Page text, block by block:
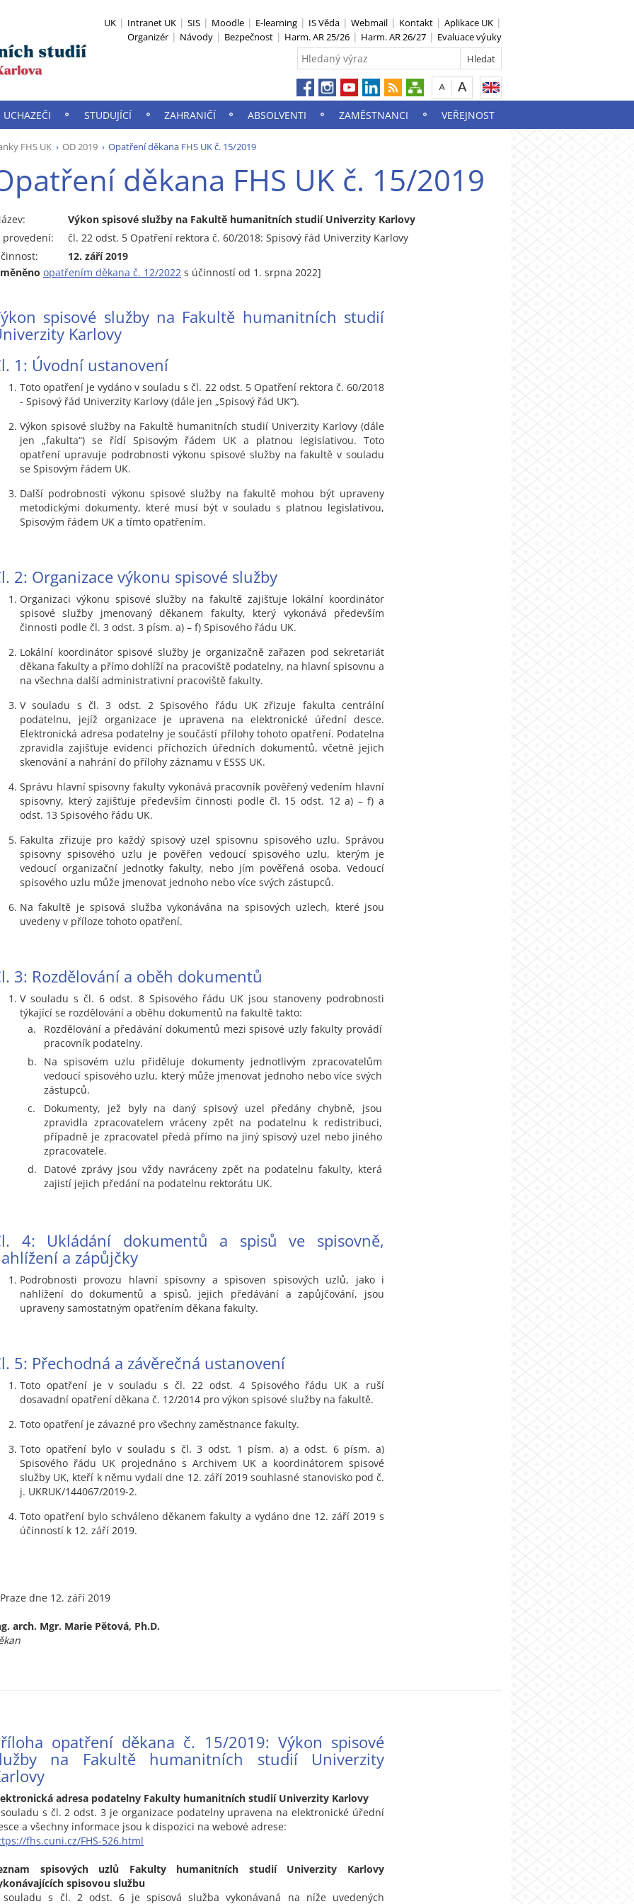
UK Intranet UK SIS Moodle E-learning IS Věda Webmail Kontakt
Aplikace UK
Organizér
Návody Bezpečnost Harm. AR 25/26 Harm. AR 26/27 Evaluace výuky
UCHAZEČI STUDUJÍCÍ ZAHRANIČÍ ABSOLVENTI ZAMĚSTNANCI VEŘEJNOST
FHS UK OD 2019 Opatření děkana FHS UK č. 15/2019
děkana FHS UK č. 15/2019
Výkon spisové služby na Fakultě humanitních studií Univerzity Karlovy
provedení:
čl. 22 odst. 5 Opatření rektora č. 60/2018: Spisový řád Univerzity Karlovy
12. září 2019
opatřením děkana č. 12/2022 s účinností od 1. srpna 2022]
spisové služby na Fakultě humanitních studií
Karlovy
1: Úvodní ustanovení
Toto opatření je vydáno v souladu s čl. 22 odst. 5 Opatření rektora č. 60/2018
- Spisový řád Univerzity Karlovy (dále jen „Spisový řád UK“).
Výkon spisové služby na Fakultě humanitních studií Univerzity Karlovy (dále
jen „fakulta“) se řídí Spisovým řádem UK a platnou legislativou. Toto
opatření upravuje podrobnosti výkonu spisové služby na fakultě v souladu
se Spisovým řádem UK.
Další podrobnosti výkonu spisové služby na fakultě mohou být upraveny
metodickými dokumenty, které musí být v souladu s platnou legislativou,
Spisovým řádem UK a tímto opatřením.
2: Organizace výkonu spisové služby
Organizaci výkonu spisové služby na fakultě zajišťuje lokální koordinátor
spisové služby jmenovaný děkanem fakulty, který vykonává především
činnosti podle čl. 3 odst. 3 písm. a) – f) Spisového řádu UK.
Lokální koordinátor spisové služby je organizačně zařazen pod sekretariát
děkana fakulty a přímo dohlíží na pracoviště podatelny, na hlavní spisovnu a
na všechna další administrativní pracoviště fakulty.
V souladu s čl. 3 odst. 2 Spisového řádu UK zřizuje fakulta centrální
podatelnu, jejíž organizace je upravena na elektronické úřední desce.
Elektronická adresa podatelny je součástí přílohy tohoto opatření. Podatelna
zpravidla zajišťuje evidenci příchozích úředních dokumentů, včetně jejich
skenování a nahrání do přílohy záznamu v ESSS UK.
Správu hlavní spisovny fakulty vykonává pracovník pověřený vedením hlavní
spisovny, který zajišťuje především činnosti podle čl. 15 odst. 12 a) – f) a
odst. 13 Spisového řádu UK.
Fakulta zřizuje pro každý spisový uzel spisovnu spisového uzlu. Správou
spisovny spisového uzlu je pověřen vedoucí spisového uzlu, kterým je
vedoucí organizační jednotky fakulty, nebo jím pověřená osoba. Vedoucí
spisového uzlu může jmenovat jednoho nebo více svých zástupců.
Na fakultě je spisová služba vykonávána na spisových uzlech, které jsou
uvedeny v příloze tohoto opatření.
3: Rozdělování a oběh dokumentů
V souladu s čl. 6 odst. 8 Spisového řádu UK jsou stanoveny podrobnosti
týkající se rozdělování a oběhu dokumentů na fakultě takto:
a.
Rozdělování a předávání dokumentů mezi spisové uzly fakulty provádí
pracovník podatelny.
b.
Na spisovém uzlu přiděluje dokumenty jednotlivým zpracovatelům
vedoucí spisového uzlu, který může jmenovat jednoho nebo více svých
zástupců.
c.
Dokumenty, jež byly na daný spisový uzel předány chybně, jsou
zpravidla zpracovatelem vráceny zpět na podatelnu k redistribuci,
případně je zpracovatel předá přímo na jiný spisový uzel nebo jiného
zpracovatele.
d.
Datové zprávy jsou vždy navráceny zpět na podatelnu fakulty, která
zajistí jejich předání na podatelnu rektorátu UK.
4: Ukládání dokumentů a spisů ve spisovně,
a zápůjčky
Podrobnosti provozu hlavní spisovny a spisoven spisových uzlů, jako i
nahlížení do dokumentů a spisů, jejich předávání a zapůjčování, jsou
upraveny samostatným opatřením děkana fakulty.
5: Přechodná a závěrečná ustanovení
Toto opatření je v souladu s čl. 22 odst. 4 Spisového řádu UK a ruší
dosavadní opatření děkana č. 12/2014 pro výkon spisové služby na fakultě.
Toto opatření je závazné pro všechny zaměstnance fakulty.
Toto opatření bylo v souladu s čl. 3 odst. 1 písm. a) a odst. 6 písm. a)
Spisového řádu UK projednáno s Archivem UK a koordinátorem spisové
služby UK, kteří k němu vydali dne 12. září 2019 souhlasné stanovisko pod č.
j. UKRUK/144067/2019-2.
Toto opatření bylo schváleno děkanem fakulty a vydáno dne 12. září 2019 s
účinností k 12. září 2019.
dne 12. září 2019
arch. Mgr. Marie Pětová, Ph.D.
opatření děkana č. 15/2019: Výkon spisové
na Fakultě humanitních studií Univerzity
adresa podatelny Fakulty humanitních studií Univerzity Karlovy
s čl. 2 odst. 3 je organizace podatelny upravena na elektronické úřední
a všechny informace jsou k dispozici na webové adrese:
fhs.cuni.cz/FHS-526.html
spisových uzlů Fakulty humanitních studií Univerzity Karlovy
spisovou službu
souladu s čl. 2 odst. 6 je spisová služba vykonávaná na níže uvedených